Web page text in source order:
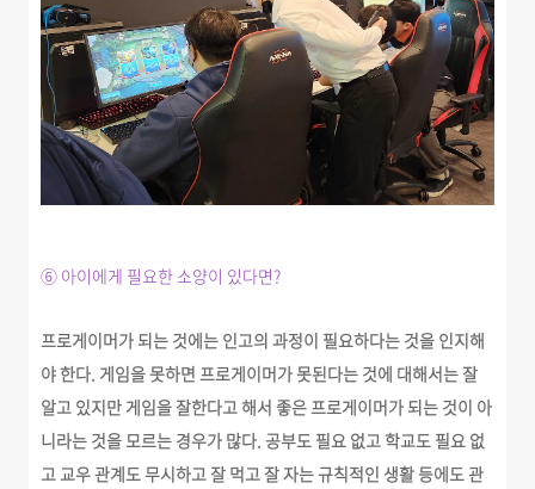
⑥ 아이에게 필요한 소양이 있다면?
프로게이머가 되는 것에는 인고의 과정이 필요하다는 것을 인지해
야 한다. 게임을 못하면 프로게이머가 못된다는 것에 대해서는 잘
알고 있지만 게임을 잘한다고 해서 좋은 프로게이머가 되는 것이 아
니라는 것을 모르는 경우가 많다. 공부도 필요 없고 학교도 필요 없
고 교우 관계도 무시하고 잘 먹고 잘 자는 규칙적인 생활 등에도 관